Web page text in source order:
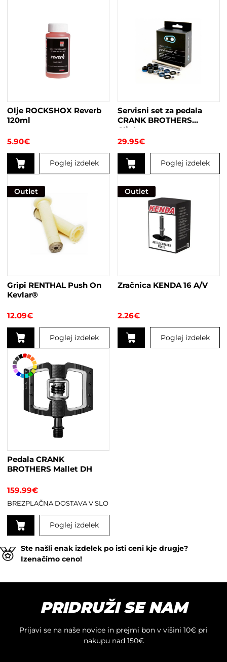
Olje ROCKSHOX Reverb
120ml
5.90€
Poglej izdelek
Servisni set za pedala
CRANK BROTHERS
Clipless
29.95€
Poglej izdelek
Outlet
Gripi RENTHAL Push On
Kevlar®
12.09€
Poglej izdelek
Outlet
Zračnica KENDA 16 A/V
2.26€
Poglej izdelek
Pedala CRANK
BROTHERS Mallet DH
159.99€
BREZPLAČNA DOSTAVA V SLO
Poglej izdelek
izdelek
ima
različic.
Ste našli enak izdelek po isti ceni kje drugje?
Izenačimo ceno!
PRIDRUŽI SE NAM
Prijavi se na naše novice in prejmi bon v višini 10€ pri
nakupu nad 150€